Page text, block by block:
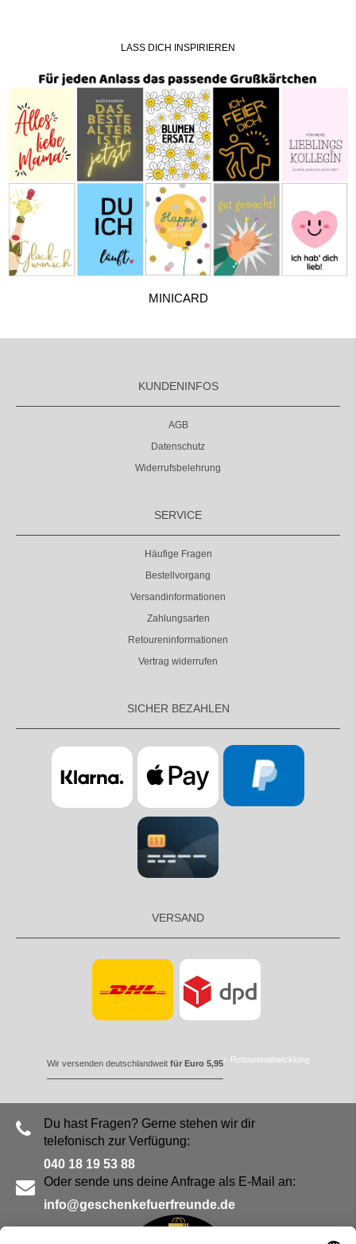
LASS DICH INSPIRIEREN
MINICARD
KUNDENINFOS
AGB
Datenschutz
Widerrufsbelehrung
SERVICE
Häufige Fragen
Bestellvorgang
Versandinformationen
Zahlungsarten
Retoureninformationen
Vertrag widerrufen
SICHER BEZAHLEN
VERSAND
Wir versenden deutschlandweit für Euro 5,95 Retourenabwicklung
Du hast Fragen? Gerne stehen wir dir
telefonisch zur Verfügung:
040 18 19 53 88
Oder sende uns deine Anfrage als E-Mail an:
info@geschenkefuerfreunde.de